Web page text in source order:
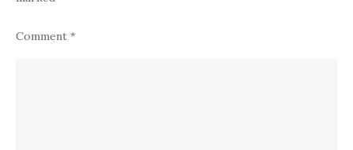
Comment *